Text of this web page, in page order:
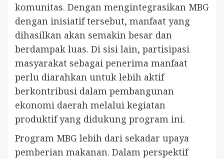
komunitas. Dengan mengintegrasikan MBG
dengan inisiatif tersebut, manfaat yang
dihasilkan akan semakin besar dan
berdampak luas. Di sisi lain, partisipasi
masyarakat sebagai penerima manfaat
perlu diarahkan untuk lebih aktif
berkontribusi dalam pembangunan
ekonomi daerah melalui kegiatan
produktif yang didukung program ini.
Program MBG lebih dari sekadar upaya
pemberian makanan. Dalam perspektif